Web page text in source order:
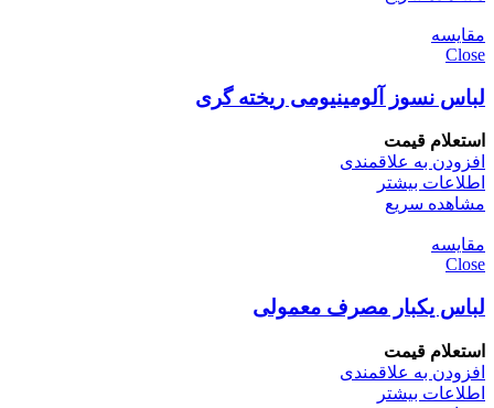
مقایسه
Close
لباس نسوز آلومینیومی ریخته گری
استعلام قیمت
افزودن به علاقمندی
اطلاعات بیشتر
مشاهده سریع
مقایسه
Close
لباس یکبار مصرف معمولی
استعلام قیمت
افزودن به علاقمندی
اطلاعات بیشتر